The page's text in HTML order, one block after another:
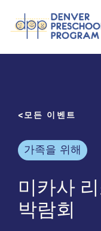
모든 이벤트
가족을 위해
미카사
박람회